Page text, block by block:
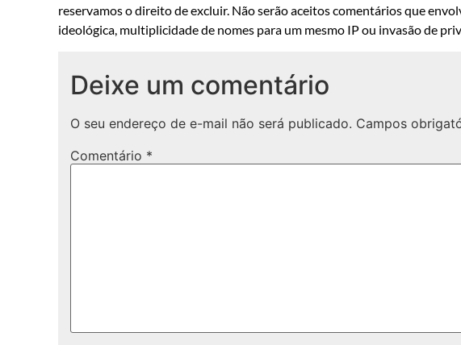
reservamos o direito de excluir. Não serão aceitos comentários que
ideológica, multiplicidade de nomes para um mesmo IP ou invasão de
Deixe um comentário
O seu endereço de e-mail não será publicado. Campos
Comentário *